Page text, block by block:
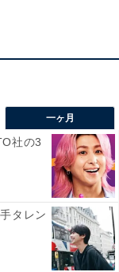
るで共感できた
が個性的で、と
ですが、江口さ
（57歳女性／神
個性的なキャラ
られました。
一ヶ月
社の3
タレン